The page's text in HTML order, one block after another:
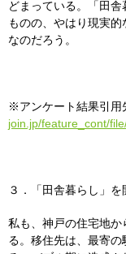
どまっている。「田
ものの、やはり現実
なのだろう。
※アンケート結果引用
join.jp/feature_cont/
３．「田舎暮らし」を
私も、神戸の住宅地
る。移住先は、最寄